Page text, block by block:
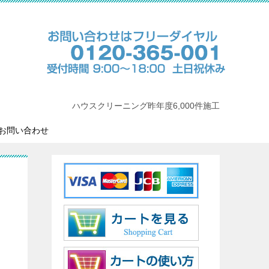
ハウスクリーニング昨年度6,000件施工
問い合わせ